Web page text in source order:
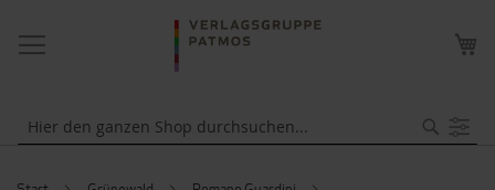
NAVIGATION
UMSCHALTEN